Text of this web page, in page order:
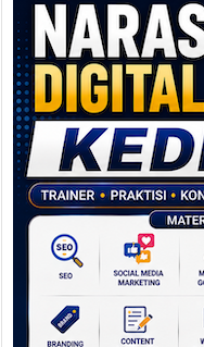
Narasumber
Digital
Kediri:
Strategi
Pemasaran
Berbasis
untuk
Bertumbuh
Digital
mengubah
berkembang.